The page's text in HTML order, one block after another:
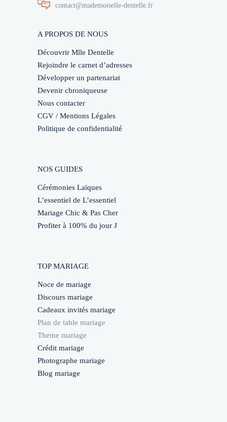
contact@mademoiselle-dentelle.fr
A PROPOS DE NOUS
Découvrir Mlle Dentelle
Rejoindre le carnet d’adresses
Développer un partenariat
Devenir chroniqueuse
Nous contacter
CGV / Mentions Légales
Politique de confidentialité
NOS GUIDES
Cérémonies Laïques
L’essentiel de L’essentiel
Mariage Chic & Pas Cher
Profiter à 100% du jour J
TOP MARIAGE
Noce de mariage
Discours mariage
Cadeaux invités mariage
Plan de table mariage
Theme mariage
Crédit mariage
Photographe mariage
Blog mariage